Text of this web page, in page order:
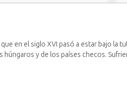
en el siglo XVI pasó a estar bajo la
y de los países checos.